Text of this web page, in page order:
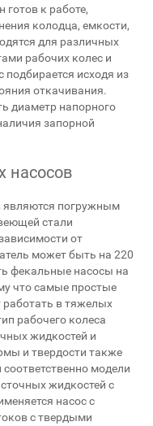
готов к работе,
колодца, емкости,
для различных
рабочих колес и
исходя из
откачивания.
диаметр напорного
запорной
насосов
являются погружным
стали
от
может быть на 220
фекальные насосы на
что самые простые
в тяжелых
рабочего колеса
жидкостей и
и твердости также
модели
жидкостей с
насос с
с твердыми